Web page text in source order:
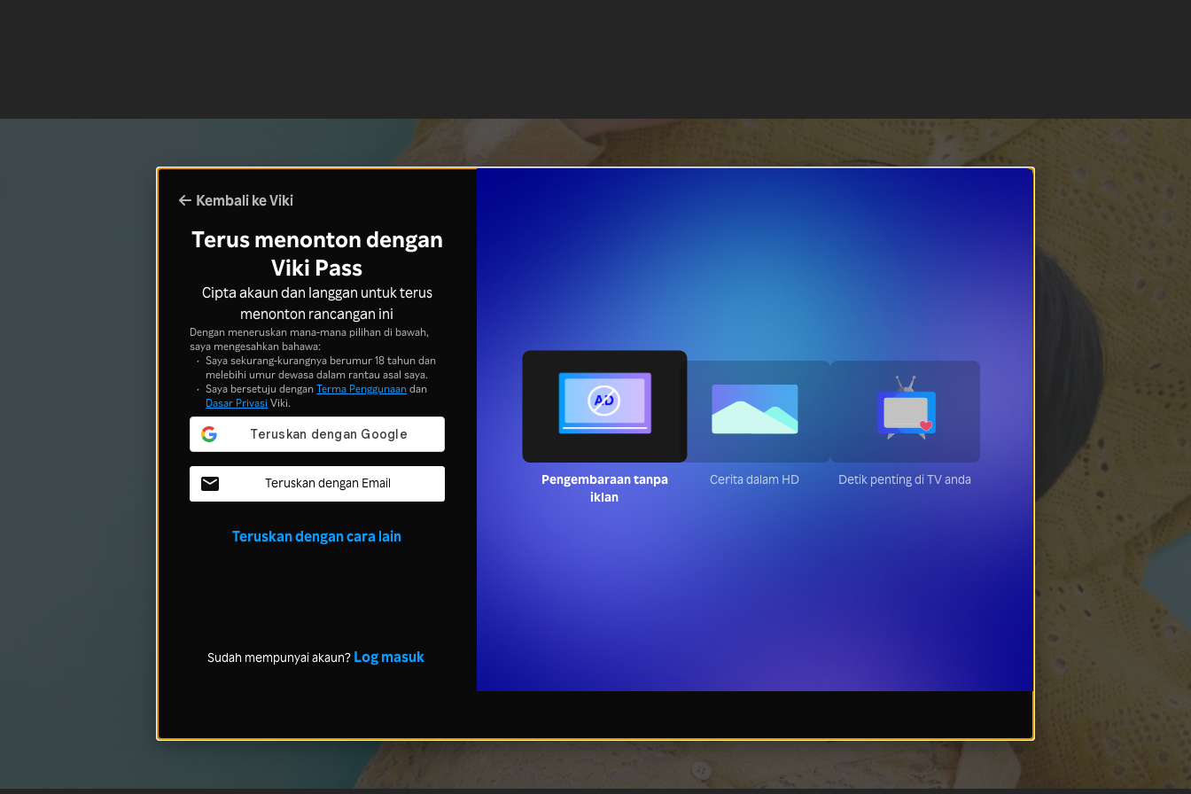
Kembali ke Viki
Terus menonton dengan
Viki Pass
Cipta akaun dan langgan untuk terus
menonton rancangan ini
Dengan meneruskan mana-mana pilihan di bawah,
saya mengesahkan bahawa:
Saya sekurang-kurangnya berumur 18 tahun dan
melebihi umur dewasa dalam rantau asal saya.
Saya bersetuju denganTerma Penggunaandan
Dasar Privasi Viki.
Teruskan dengan Email
Teruskan dengan cara lain
Sudah mempunyai akaun? Log masuk
Pengembaraan tanpa iklan Cerita dalam HD Detik penting di TV anda